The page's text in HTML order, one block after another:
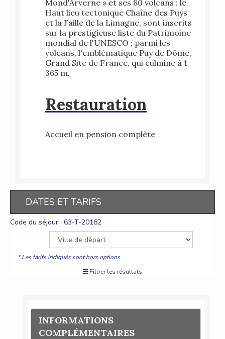
Mond'Arverne » et ses 80 volcans : le
Haut lieu tectonique Chaîne des Puys
et la Faille de la Limagne, sont inscrits
sur la prestigieuse liste du Patrimoine
mondial de l'UNESCO ; parmi les
volcans, l'emblématique Puy de Dôme,
Grand Site de France, qui culmine à 1
365 m.
Restauration
Accueil en pension complète
DATES ET TARIFS
Code du séjour : 63-T-20182
* Les tarifs indiqués sont hors options
Filtrer les résultats
INFORMATIONS
COMPLÉMENTAIRES